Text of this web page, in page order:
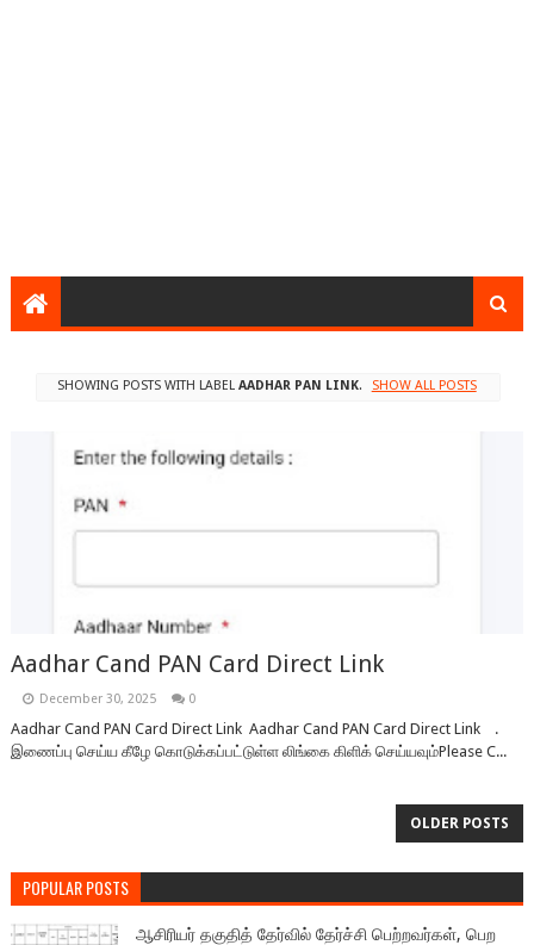
SHOWING POSTS WITH LABELAADHAR PAN LINK. SHOW ALL POSTS
Aadhar Cand PAN Card Direct Link
December 30, 2025 0
Aadhar Cand PAN Card Direct Link Aadhar Cand PAN Card Direct Link .
இணைப்பு செய்ய கீழே கொடுக்கப்பட்டுள்ள லிங்கை கிளிக் செய்யவும்Please C...
OLDER POSTS
POPULAR POSTS
ஆசிரியர் தகுதித் தேர்வில் தேர்ச்சி பெற்றவர்கள், பெற